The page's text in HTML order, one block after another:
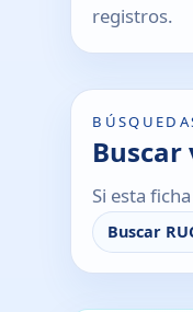
registros.
Si esta
Buscar